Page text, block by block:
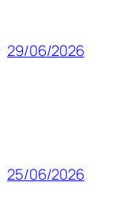
29/06/2026
25/06/2026